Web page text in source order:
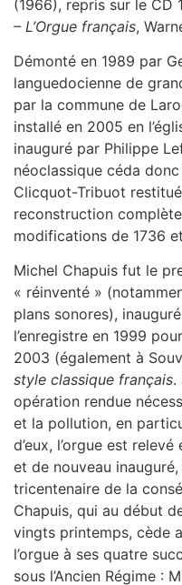
(1966), repris sur le CD
– L’Orgue français,
Démonté en 1989 par
languedocienne de
par la commune de
installé en 2005 en
inauguré par Philippe
néoclassique céda
Clicquot-Tribuot
reconstruction
modifications de 1736
Michel Chapuis fut le
« réinventé »
plans sonores),
l’enregistre en 1999
2003 (également à
style classique français.
opération rendue
et la pollution, en
d’eux, l’orgue est
et de nouveau
tricentenaire de la
Chapuis, qui au début
vingts printemps, cède
l’orgue à ses quatre
sous l’Ancien Régime :